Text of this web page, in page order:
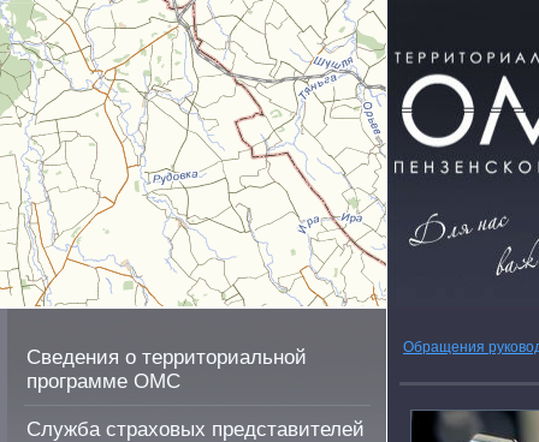
Сведения о территориальной
программе ОМС
Служба страховых представителей
Обращения